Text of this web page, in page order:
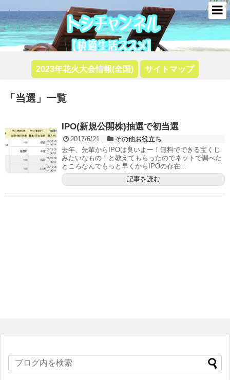
トシ
快適生活
2023年花火大会情報(全国) サイトマップ
「 当選 」 一覧
IPO(新規公開株)抽選で初当選
2017/6/21
その他お役立ち
去年、先輩からIPOは良いよー！無料でできる宝くじ
みたいなもの！と教えてもらったのでネットで調べた
ところなんでもっと早くからIPOの存在...
記事を読む